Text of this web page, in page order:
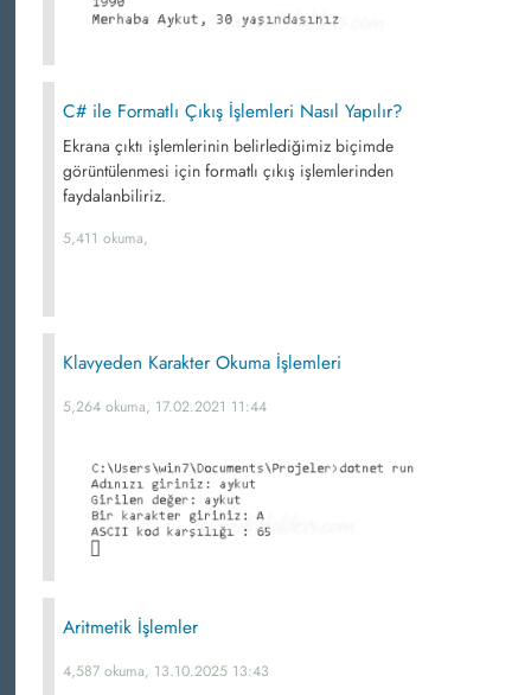
C# ile Formatlı Çıkış İşlemleri Nasıl Yapılır?
Ekrana çıktı işlemlerinin belirlediğimiz biçimde
görüntülenmesi için formatlı çıkış işlemlerinden
faydalanbiliriz.
5,411 okuma,
Klavyeden Karakter Okuma İşlemleri
5,264 okuma, 17.02.2021 11:44
Aritmetik İşlemler
4,587 okuma, 13.10.2025 13:43